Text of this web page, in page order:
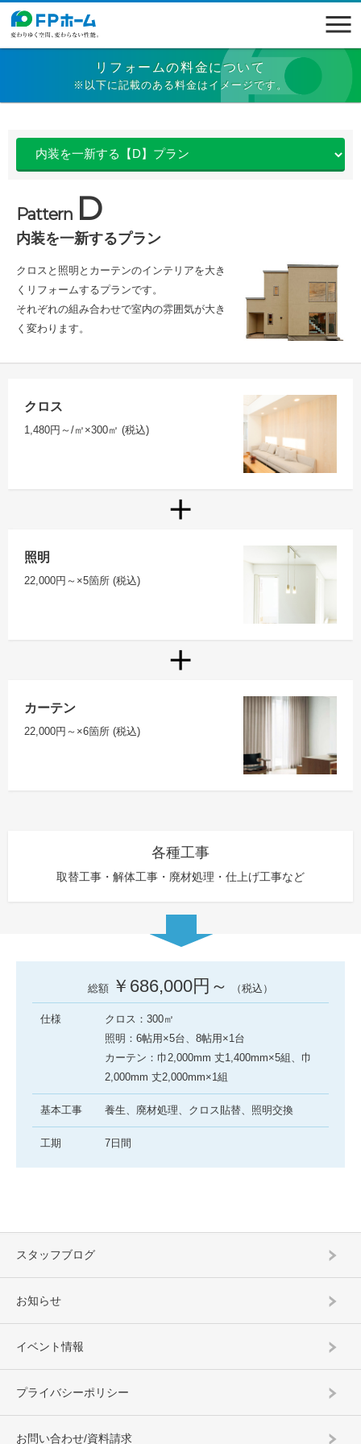
リフォームの料金について
※以下に記載のある料金はイメージです。
Pattern D
内装を一新するプラン
クロスと照明とカーテンのインテリアを大き
くリフォームするプランです。
それぞれの組み合わせで室内の雰囲気が大き
く変わります。
クロス
1,480円～/㎡×300㎡ (税込)
照明
22,000円～×5箇所 (税込)
カーテン
22,000円～×6箇所 (税込)
各種工事
取替工事・解体工事・廃材処理・仕上げ工事など
総額 ￥686,000円～ （税込）
仕様
クロス：300㎡
照明：6帖用×5台、8帖用×1台
カーテン：巾2,000mm 丈1,400mm×5組、巾
2,000mm 丈2,000mm×1組
基本工事 養生、廃材処理、クロス貼替、照明交換
工期 7日間
スタッフブログ
お知らせ
イベント情報
プライバシーポリシー
お問い合わせ/資料請求